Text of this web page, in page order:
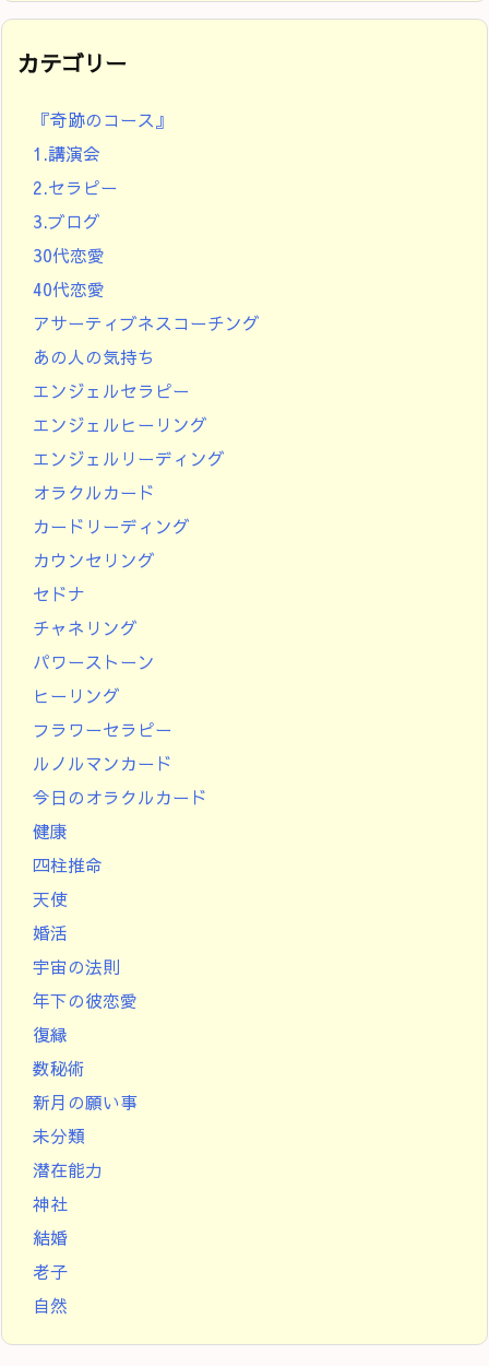
カテゴリー
『奇跡のコース』
1.講演会
2.セラピー
3.ブログ
30代恋愛
40代恋愛
アサーティブネスコーチング
あの人の気持ち
エンジェルセラピー
エンジェルヒーリング
エンジェルリーディング
オラクルカード
カードリーディング
カウンセリング
セドナ
チャネリング
パワーストーン
ヒーリング
フラワーセラピー
ルノルマンカード
今日のオラクルカード
健康
四柱推命
天使
婚活
宇宙の法則
年下の彼恋愛
復縁
数秘術
新月の願い事
未分類
潜在能力
神社
結婚
老子
自然